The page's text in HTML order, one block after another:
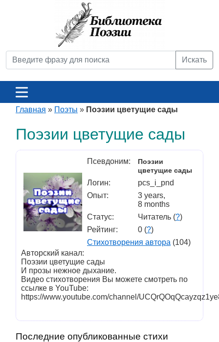
Искать
Главная » Поэты » Поэзии цветущие сады
Поэзии цветущие сады
Псевдоним:
Поэзии
цветущие сады
Логин:
pcs_i_pnd
Опыт:
3 years,
8 months
Статус:
Читатель (?)
Рейтинг:
0 (?)
Стихотворения автора (104)
Авторский канал:
Поэзии цветущие сады
И прозы нежное дыхание.
Видео стихотворения Вы можете смотреть по
ссылке в YouTube:
https://www.youtube.com/channel/
Последние опубликованные стихи